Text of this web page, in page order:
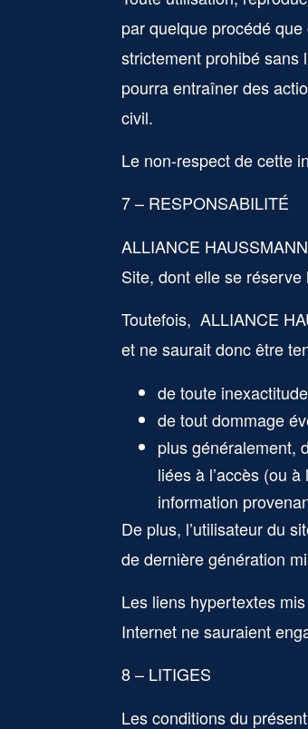
par quelque procédé
strictement prohibé sans
pourra entraîner des
civil.
Le non-respect de cette
7 – RESPONSABILITÉ
ALLIANCE
Site, dont elle se
Toutefois, ALLIANCE
et ne saurait donc être
de toute
de tout dommage
plus généralement,
liées à l’accès (ou
information
De plus, l’utilisateur du
de dernière génération
Les liens hypertextes
Internet ne sauraient
8 – LITIGES
Les conditions du